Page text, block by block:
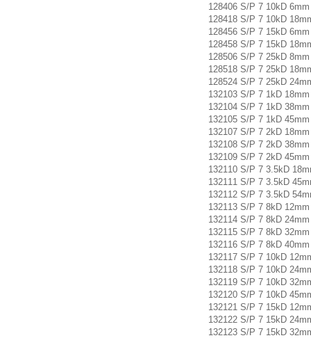
128406 S/P 7 10kD
128418 S/P 7 10kD
128456 S/P 7 15kD
128458 S/P 7 15kD
128506 S/P 7 25kD
128518 S/P 7 25kD
128524 S/P 7 25kD
132103 S/P 7 1kD
132104 S/P 7 1kD
132105 S/P 7 1kD
132107 S/P 7 2kD
132108 S/P 7 2kD
132109 S/P 7 2kD
132110 S/P 7 3.5kD
132111 S/P 7 3.5kD
132112 S/P 7 3.5kD
132113 S/P 7 8kD
132114 S/P 7 8kD
132115 S/P 7 8kD
132116 S/P 7 8kD
132117 S/P 7 10kD
132118 S/P 7 10kD
132119 S/P 7 10kD
132120 S/P 7 10kD
132121 S/P 7 15kD
132122 S/P 7 15kD
132123 S/P 7 15kD